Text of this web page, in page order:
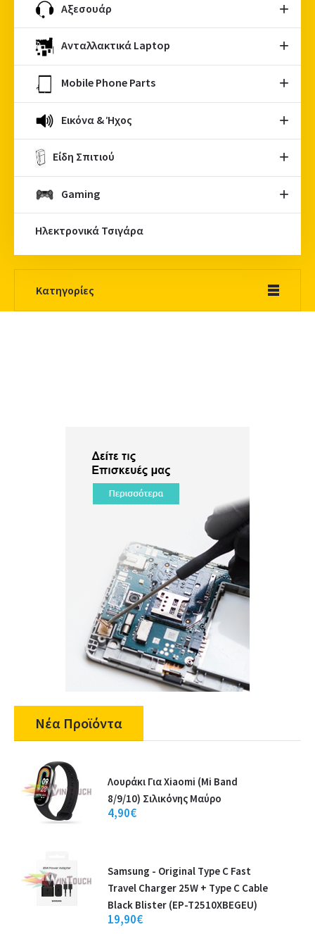
Αξεσουάρ
Ανταλλακτικά Laptop
Mobile Phone Parts
Εικόνα & Ήχος
Είδη Σπιτιού
Gaming
Ηλεκτρονικά Τσιγάρα
Κατηγορίες
Νέα Προϊόντα
Λουράκι Για Xiaomi (Mi Band
8/9/10) Σιλικόνης Μαύρο
4,90€
Samsung - Original Type C Fast
Travel Charger 25W + Type C Cable
Black Blister (EP-T2510XBEGEU)
19,90€